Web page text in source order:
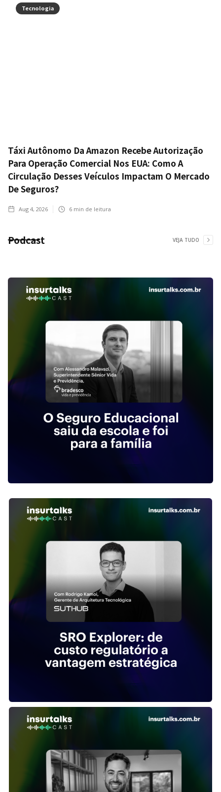
Tecnologia
Táxi Autônomo Da Amazon Recebe Autorização
Para Operação Comercial Nos EUA: Como A
Circulação Desses Veículos Impactam O Mercado
De Seguros?
Aug 4, 2026 6 min de leitura
Podcast VEJA TUDO